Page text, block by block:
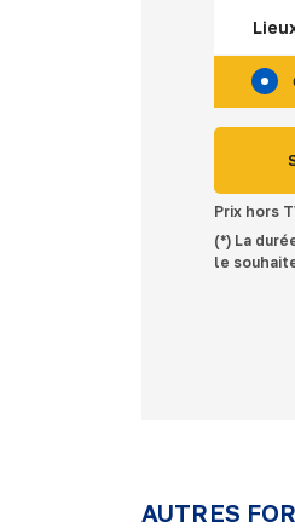
Prix hors
(*) La
le
AUTRES